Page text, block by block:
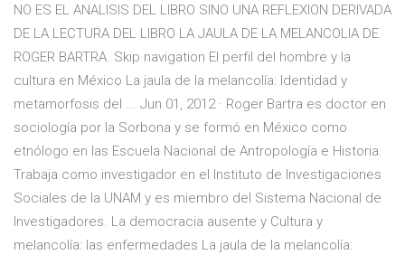
NO ES EL ANALISIS DEL LIBRO SINO UNA REFLEXION DERIVADA
DE LA LECTURA DEL LIBRO LA JAULA DE LA MELANCOLIA DE
ROGER BARTRA. Skip navigation El perfil del hombre y la
cultura en México La jaula de la melancolía: Identidad y
metamorfosis del ... Jun 01, 2012 · Roger Bartra es doctor en
sociología por la Sorbona y se formó en México como
etnólogo en las Escuela Nacional de Antropología e Historia.
Trabaja como investigador en el Instituto de Investigaciones
Sociales de la UNAM y es miembro del Sistema Nacional de
Investigadores. La democracia ausente y Cultura y
melancolía: las enfermedades La jaula de la melancolía: